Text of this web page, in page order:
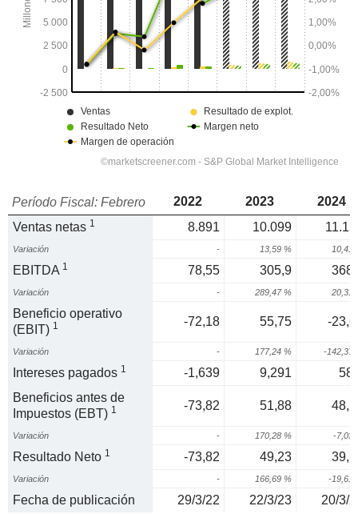
Período Fiscal: Febrero 2022 2023
2024
Ventas netas 1 8.891 10.099
Variación - 13,59 % 10,41
EBITDA 1 78,55 305,9
Variación - 289,47 % 20,31
Beneficio operativo
(EBIT) 1 -72,18 55,75 -
Variación - 177,24 % -142,37
Intereses pagados 1 -1,639 9,291
Beneficios antes de
Impuestos (EBT) 1 -73,82 51,88
Variación - 170,28 % -7,03
Resultado Neto 1 -73,82 49,23
Variación - 166,69 % -19,61
Fecha de publicación 29/3/22 22/3/23 20/3/